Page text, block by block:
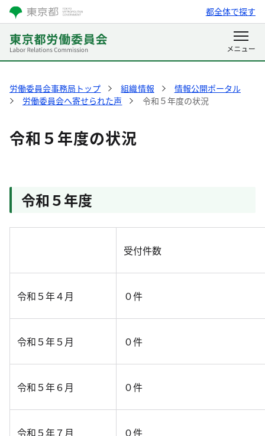
都全体で探す
労働委員会事務局トップ 組織情報
情報公開ポータル
労働委員会へ寄せられた声
令和５年度の状況
令和５年度の状況
令和５年度
受付件数
令和５年４月 ０件
令和５年５月 ０件
令和５年６月 ０件
令和５年７月 ０件